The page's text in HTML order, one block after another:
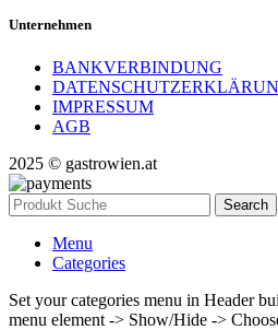
Unternehmen
BANKVERBINDUNG
IMPRESSUM
AGB
2025 © gastrowien.at
Search
Menu
Categories
Set your categories menu in Header
menu element -> Show/Hide ->